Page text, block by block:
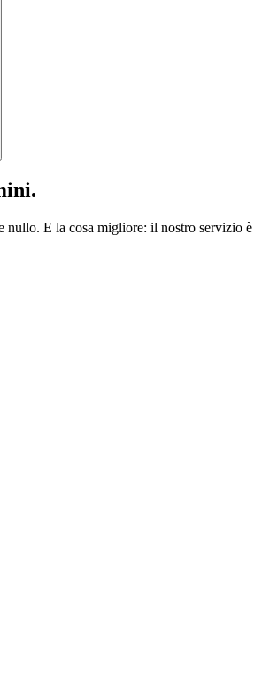
E la cosa migliore: il nostro servizio